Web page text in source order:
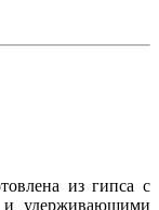
из гипса с
и удерживающими